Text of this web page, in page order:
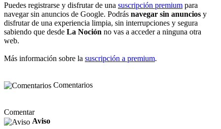
Puedes registrarse y disfrutar de una suscripción premium para
navegar sin anuncios de Google. Podrás navegar sin anuncios y
disfrutar de una experiencia limpia, sin interrupciones y segura
sabiendo que desde La Noción no vas a acceder a ninguna otra
web.
Más información sobre la suscripción a premium.
Comentarios
Comentar
Aviso